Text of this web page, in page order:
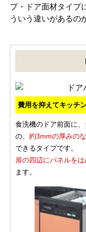
プ・ドア面材タイプ
ういう違いがあるの
費用を抑えてキッチ
食洗機のドア前面に
の、 約3mmの厚みの
できるタイプです。
扉の四辺にパネルを
ます。